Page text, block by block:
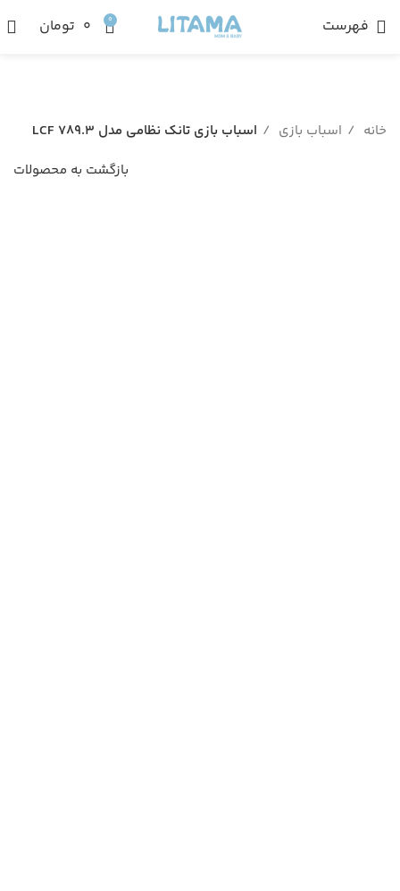
فهرست 0 ۰ تومان
خانه اسباب بازی
اسباب بازی تانک نظامی مدل LCF 789.3
بازگشت به محصولات